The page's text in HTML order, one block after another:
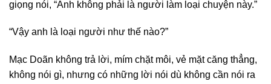
giọng nói, “Anh không phải là người làm loại chuyện này.”
“Vậy anh là loại người như thế nào?”
Mạc Doãn không trả lời, mím chặt môi, vẻ mặt căng thẳng,
không nói gì, nhưng có những lời nói dù không cần nói ra